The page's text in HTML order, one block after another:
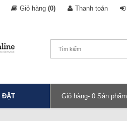
Giỏ hàng (0) Thanh toán
ĐẶT Giỏ hàng- 0 Sản phẩm